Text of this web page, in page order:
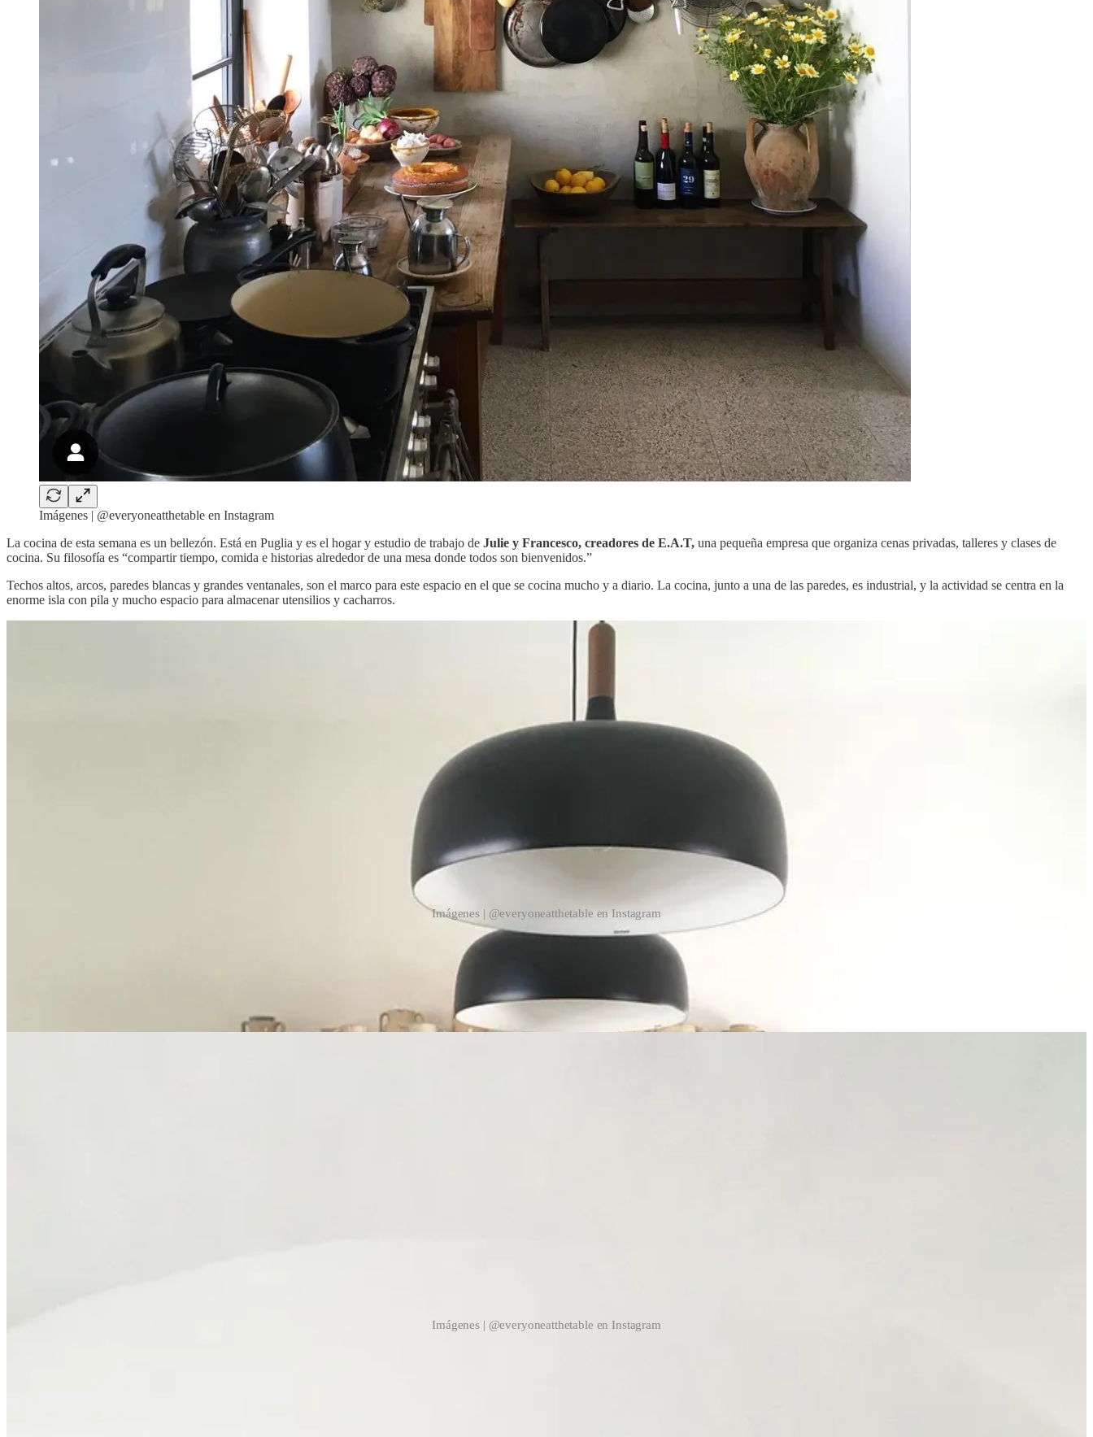
Imágenes | @everyoneatthetable en Instagram
La cocina de esta semana es un bellezón. Está en Puglia y es el hogar y estudio de trabajo de Julie y Francesco, creadores de E.A.T, una pequeña empresa que organiza cenas privadas, talleres y clases de
cocina. Su filosofía es “compartir tiempo, comida e historias alrededor de una mesa donde todos son bienvenidos.”
Techos altos, arcos, paredes blancas y grandes ventanales, son el marco para este espacio en el que se cocina mucho y a diario. La cocina, junto a una de las paredes, es industrial, y la actividad se centra en la
enorme isla con pila y mucho espacio para almacenar utensilios y cacharros.
Imágenes | @everyoneatthetable en Instagram
Junto a los fogones, una larga mesa de madera hace las veces de encimera de trabajo. Al fondo, un frente de cemento pulido precioso, resuelto con un estante de obra, colgadores y un banco. Es una zona de
Cerámica en la parte superior, cacharros de madera, aluminio y cobre en los colgadores. Frutas, verduras y lo que se esté preparando en cada momento, completan un bodegón en permanente cambio.
Imágenes | @everyoneatthetable en Instagram